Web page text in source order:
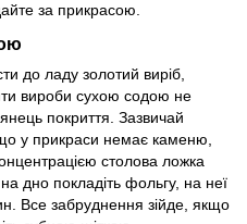
за прикрасою.
до ладу золотий виріб,
вироби сухою содою не
покриття. Зазвичай
у прикраси немає каменю,
столова ложка
дно покладіть фольгу, на неї
Все забруднення зійде, якщо